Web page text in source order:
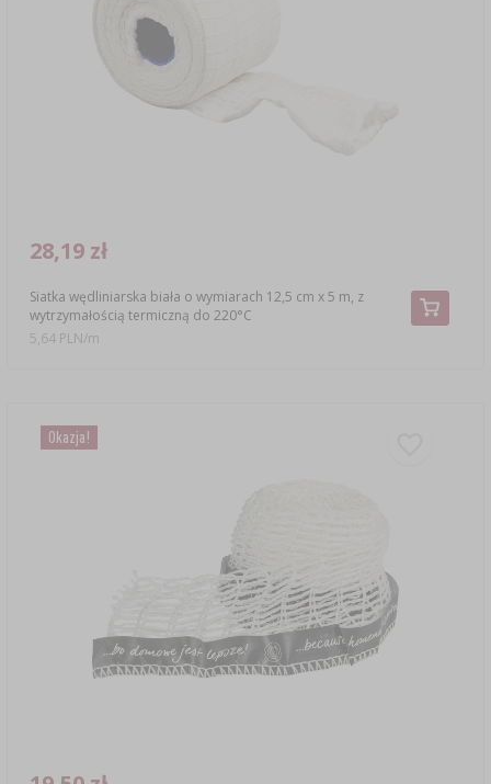
Siatka wędliniarska biała o wymiarach 12,5 cm x 5 m, z
wytrzymałością termiczną do 220°C
28,19 zł
5,64 PLN/m
Okazja!